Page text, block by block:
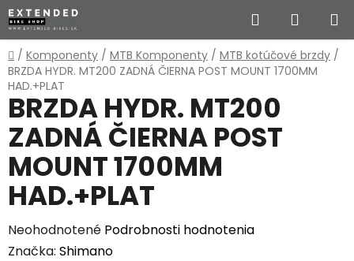
Prejsť
na
obsah
Hľadať
KOŠÍK
Domov
/ Komponenty / MTB Komponenty / MTB kotúčové brzdy /
BRZDA HYDR. MT200 ZADNÁ ČIERNA POST MOUNT 1700MM
HAD.+PLAT
BRZDA HYDR. MT200
ZADNÁ ČIERNA POST
MOUNT 1700MM
HAD.+PLAT
Priemerné
hodnotenie
Neohodnotené Podrobnosti hodnotenia
Značka: Shimano